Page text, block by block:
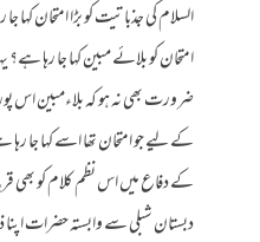
السلام کی جذباتیت کو بڑا امتحان کہا
امتحان کو بلائے مبین کہا جا رہا
ضرورت بھی نہ ہو کہ بلاءمبین اس
کے لیے جو امتحان تھا اسے کہا جا
کے دفاع میں اس نظم کلام کو بھی
دبستان شبلی سے وابستہ حضرات